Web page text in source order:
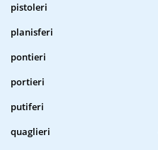
pistoleri
planisferi
pontieri
portieri
putiferi
quaglieri